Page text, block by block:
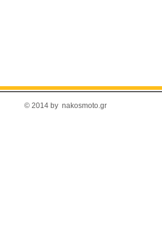
© 2014 by nakosmoto.gr